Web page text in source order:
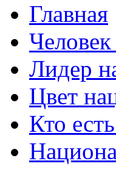
Главная
Человек
Лидер
Цвет
Кто